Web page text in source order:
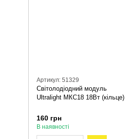
Артикул: 51329
Світолодіодний модуль
Ultralight МКС18 18Вт (кільце)
160 грн
В наявності